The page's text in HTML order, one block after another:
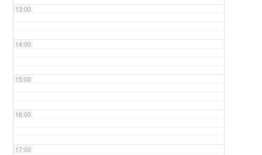
13:00
14:00
15:00
16:00
17:00